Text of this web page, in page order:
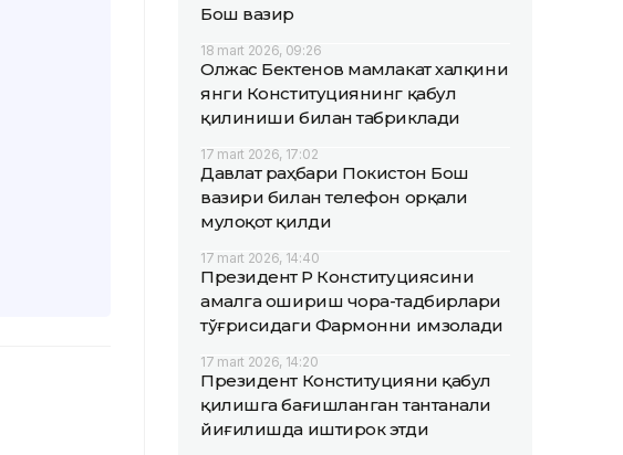
Бош вазир
18 mart 2026, 09:26
Олжас Бектенов мамлакат халқини
янги Конституциянинг қабул
қилиниши билан табриклади
17 mart 2026, 17:02
Давлат раҳбари Покистон Бош
вазири билан телефон орқали
мулоқот қилди
17 mart 2026, 14:40
Президент ҚР Конституциясини
амалга ошириш чора-тадбирлари
тўғрисидаги Фармонни имзолади
17 mart 2026, 14:20
Президент Конституцияни қабул
қилишга бағишланган тантанали
йиғилишда иштирок этди